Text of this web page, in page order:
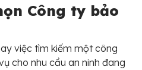
Công ty bảo
việc tìm kiếm một công
cho nhu cầu an ninh đang